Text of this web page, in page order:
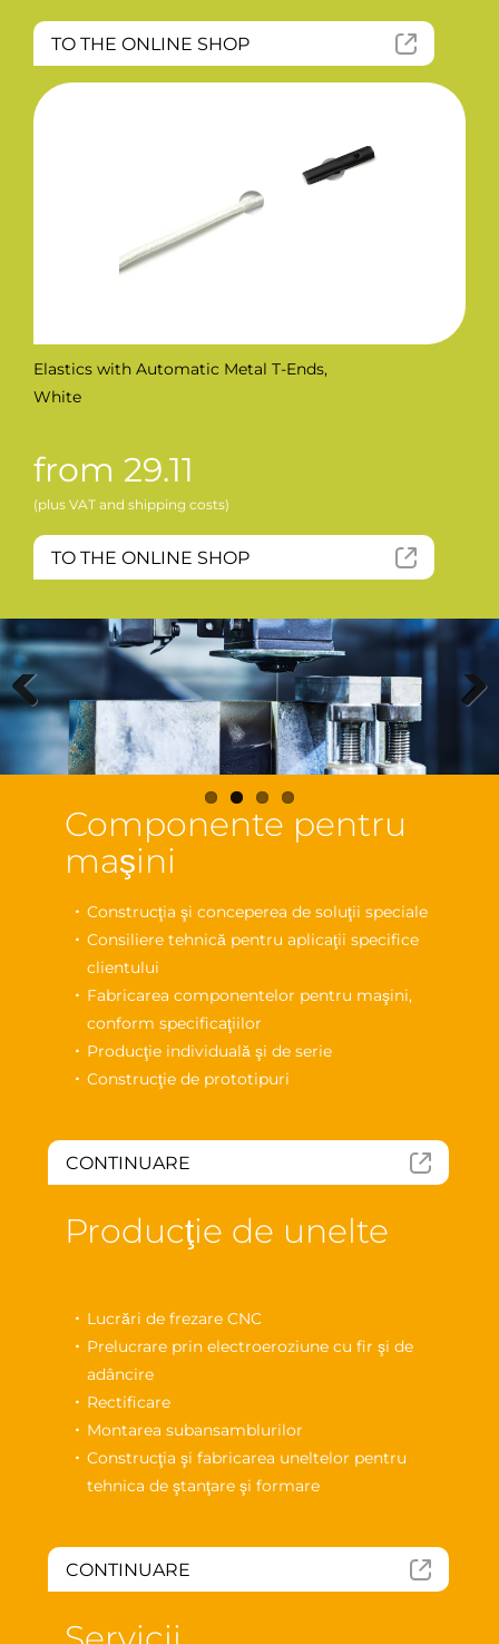
TO THE ONLINE SHOP
Elastics with Automatic Metal T-Ends,
White
from 29.11
(plus VAT and shipping costs)
TO THE ONLINE SHOP
Previous
Componente pentru
maşini
Construcţia şi conceperea de soluţii speciale
Consiliere tehnică pentru aplicaţii specifice
clientului
Fabricarea componentelor pentru maşini,
conform specificaţiilor
Producţie individuală şi de serie
Construcţie de prototipuri
CONTINUARE
Producţie de unelte
Lucrări de frezare CNC
Prelucrare prin electroeroziune cu fir şi de
adâncire
Rectificare
Montarea subansamblurilor
Construcţia şi fabricarea uneltelor pentru
tehnica de ştanţare şi formare
CONTINUARE